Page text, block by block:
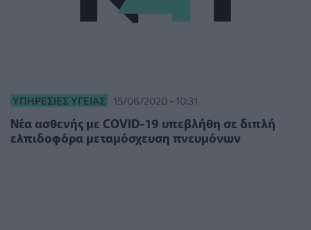
ΥΠΗΡΕΣΊΕΣ ΥΓΕΊΑΣ 15/06/2020 - 10:31
Νέα ασθενής με COVID-19 υπεβλήθη σε διπλή
ελπιδοφόρα μεταμόσχευση πνευμόνων